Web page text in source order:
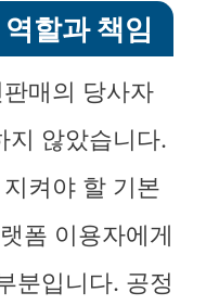
할과 책임
매의 당사자
지 않았습니다.
켜야 할 기본
폼 이용자에게
분입니다. 공정